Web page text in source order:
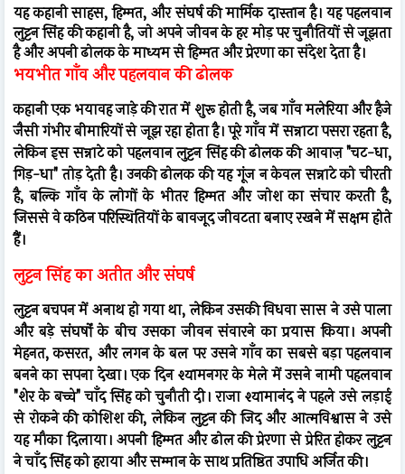
यह कहानी साहस, हिम्मत, और संघर्ष की मार्मिक दास्तान है। यह पहलवान
लुट्टन सिंह की कहानी है, जो अपने जीवन के हर मोड़ पर चुनौतियों से जूझता
है और अपनी ढोलक के माध्यम से हिम्मत और प्रेरणा का संदेश देता है।
भयभीत गाँव और पहलवान की ढोलक
कहानी एक भयावह जाड़े की रात में शुरू होती है, जब गाँव मलेरिया और हैजे
जैसी गंभीर बीमारियों से जूझ रहा होता है। पूरे गाँव में सन्नाटा पसरा रहता है,
लेकिन इस सन्नाटे को पहलवान लुट्टन सिंह की ढोलक की आवाज़ "चट-धा,
गिड़-धा" तोड़ देती है। उनकी ढोलक की यह गूंज न केवल सन्नाटे को चीरती
है, बल्कि गाँव के लोगों के भीतर हिम्मत और जोश का संचार करती है,
जिससे वे कठिन परिस्थितियों के बावजूद जीवटता बनाए रखने में सक्षम होते
हैं।
लुट्टन सिंह का अतीत और संघर्ष
लुट्टन बचपन में अनाथ हो गया था, लेकिन उसकी विधवा सास ने उसे पाला
और बड़े संघर्षों के बीच उसका जीवन संवारने का प्रयास किया। अपनी
मेहनत, कसरत, और लगन के बल पर उसने गाँव का सबसे बड़ा पहलवान
बनने का सपना देखा। एक दिन श्यामनगर के मेले में उसने नामी पहलवान
"शेर के बच्चे" चाँद सिंह को चुनौती दी। राजा श्यामानंद ने पहले उसे लड़ाई
से रोकने की कोशिश की, लेकिन लुट्टन की जिद और आत्मविश्वास ने उसे
यह मौका दिलाया। अपनी हिम्मत और ढोल की प्रेरणा से प्रेरित होकर लुट्टन
ने चाँद सिंह को हराया और सम्मान के साथ प्रतिष्ठित उपाधि अर्जित की।